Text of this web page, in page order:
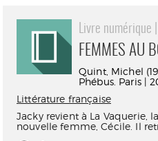
Livre numérique
FEMMES AU
Quint, Michel
Phébus. Paris |
Littérature française
Jacky revient à La Vaquerie,
nouvelle femme, Cécile. Il